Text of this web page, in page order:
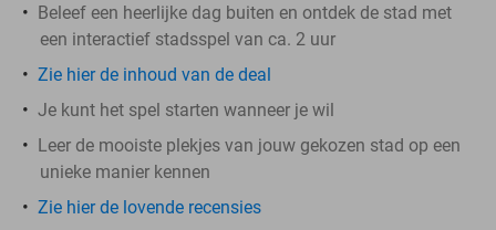
Beleef een heerlijke dag buiten en ontdek de stad met
een interactief stadsspel van ca. 2 uur
Zie hierde inhoud van de deal
Je kunt het spel starten wanneer je wil
Leer de mooiste plekjes van jouw gekozen stad op een
unieke manier kennen
Zie hier de lovende recensies